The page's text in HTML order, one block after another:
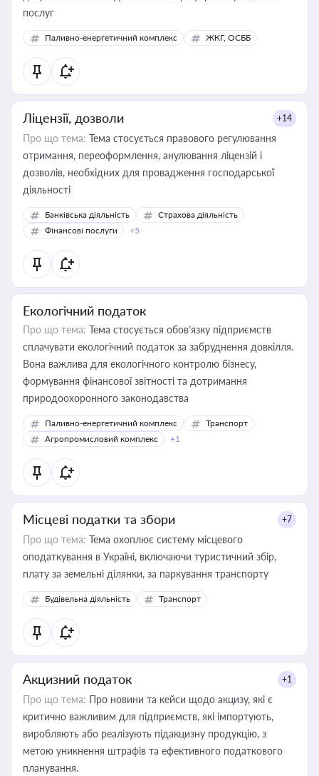
послуг
Паливно-енергетичний комплекс ЖКГ, ОСББ
Ліцензії, дозволи +14
Про що тема: Тема стосується правового регулювання
отримання, переоформлення, анулювання ліцензій і
дозволів, необхідних для провадження господарської
діяльності
Банківська діяльність
Страхова діяльність
Фінансові послуги
+5
Екологічний податок
Про що тема: Тема стосується обов’язку підприємств
сплачувати екологічний податок за забруднення довкілля.
Вона важлива для екологічного контролю бізнесу,
формування фінансової звітності та дотримання
природоохоронного законодавства
Паливно-енергетичний комплекс
Транспорт
Агропромисловий комплекс
+1
Місцеві податки та збори +7
Про що тема: Тема охоплює систему місцевого
оподаткування в Україні, включаючи туристичний збір,
плату за земельні ділянки, за паркування транспорту
Будівельна діяльність Транспорт
Акцизний податок +1
Про що тема: Про новини та кейси щодо акцизу, які є
критично важливим для підприємств, які імпортують,
виробляють або реалізують підакцизну продукцію, з
метою уникнення штрафів та ефективного податкового
планування.